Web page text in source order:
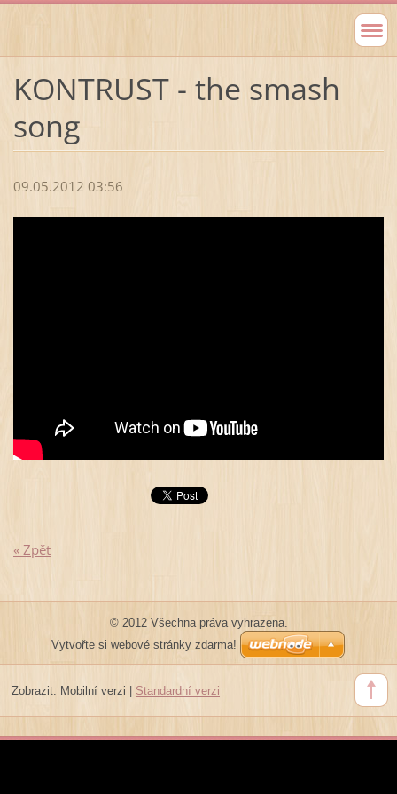
KONTRUST - the smash
song
09.05.2012 03:56
« Zpět
© 2012 Všechna práva vyhrazena.
Vytvořte si webové stránky zdarma!
Zobrazit: Mobilní verzi Standardní verzi